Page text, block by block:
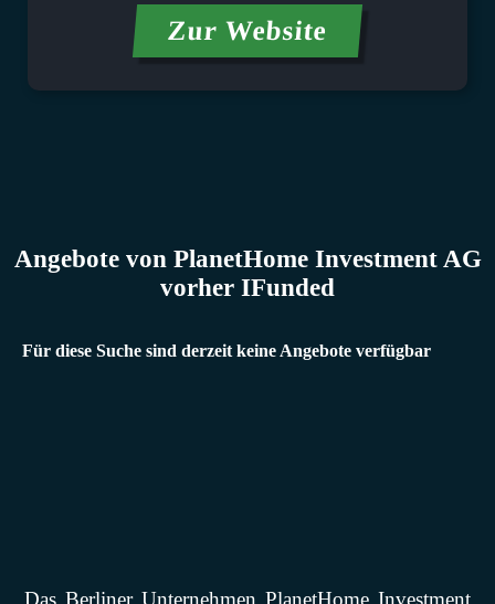
Zur Website
Angebote von PlanetHome Investment AG
vorher IFunded
Für diese Suche sind derzeit keine Angebote verfügbar
Das Berliner Unternehmen PlanetHome Investment